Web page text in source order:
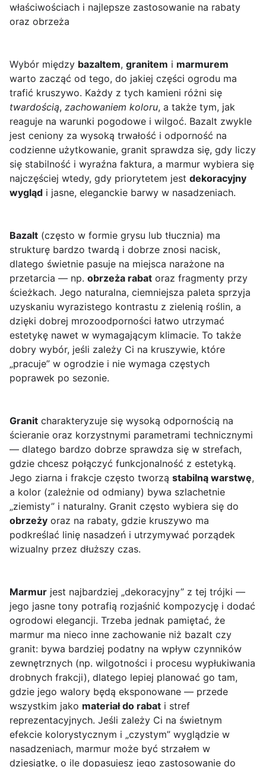
właściwościach i najlepsze zastosowanie na rabaty
oraz obrzeża
Wybór między bazaltem, granitem i marmurem
warto zacząć od tego, do jakiej części ogrodu ma
trafić kruszywo. Każdy z tych kamieni różni się
twardością, zachowaniem koloru, a także tym, jak
reaguje na warunki pogodowe i wilgoć. Bazalt zwykle
jest ceniony za wysoką trwałość i odporność na
codzienne użytkowanie, granit sprawdza się, gdy liczy
się stabilność i wyraźna faktura, a marmur wybiera się
najczęściej wtedy, gdy priorytetem jest dekoracyjny
wygląd i jasne, eleganckie barwy w nasadzeniach.
Bazalt (często w formie grysu lub tłucznia) ma
strukturę bardzo twardą i dobrze znosi nacisk,
dlatego świetnie pasuje na miejsca narażone na
przetarcia — np. obrzeża rabat oraz fragmenty przy
ścieżkach. Jego naturalna, ciemniejsza paleta sprzyja
uzyskaniu wyrazistego kontrastu z zielenią roślin, a
dzięki dobrej mrozoodporności łatwo utrzymać
estetykę nawet w wymagającym klimacie. To także
dobry wybór, jeśli zależy Ci na kruszywie, które
„pracuje” w ogrodzie i nie wymaga częstych
poprawek po sezonie.
Granit charakteryzuje się wysoką odpornością na
ścieranie oraz korzystnymi parametrami technicznymi
— dlatego bardzo dobrze sprawdza się w strefach,
gdzie chcesz połączyć funkcjonalność z estetyką.
Jego ziarna i frakcje często tworzą stabilną warstwę,
a kolor (zależnie od odmiany) bywa szlachetnie
„ziemisty” i naturalny. Granit często wybiera się do
obrzeży oraz na rabaty, gdzie kruszywo ma
podkreślać linię nasadzeń i utrzymywać porządek
wizualny przez dłuższy czas.
Marmur jest najbardziej „dekoracyjny” z tej trójki —
jego jasne tony potrafią rozjaśnić kompozycję i dodać
ogrodowi elegancji. Trzeba jednak pamiętać, że
marmur ma nieco inne zachowanie niż bazalt czy
granit: bywa bardziej podatny na wpływ czynników
zewnętrznych (np. wilgotności i procesu wypłukiwania
drobnych frakcji), dlatego lepiej planować go tam,
gdzie jego walory będą eksponowane — przede
wszystkim jako materiał do rabat i stref
reprezentacyjnych. Jeśli zależy Ci na świetnym
efekcie kolorystycznym i „czystym” wyglądzie w
nasadzeniach, marmur może być strzałem w
dziesiątkę, o ile dopasujesz jego zastosowanie do